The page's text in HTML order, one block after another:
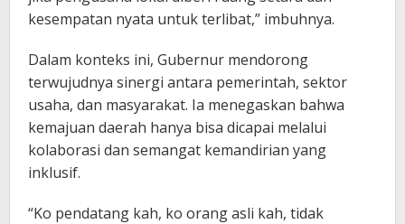
kesempatan nyata untuk terlibat,” imbuhnya.
Dalam konteks ini, Gubernur mendorong
terwujudnya sinergi antara pemerintah, sektor
usaha, dan masyarakat. Ia menegaskan bahwa
kemajuan daerah hanya bisa dicapai melalui
kolaborasi dan semangat kemandirian yang
inklusif.
“Ko pendatang kah, ko orang asli kah, tidak